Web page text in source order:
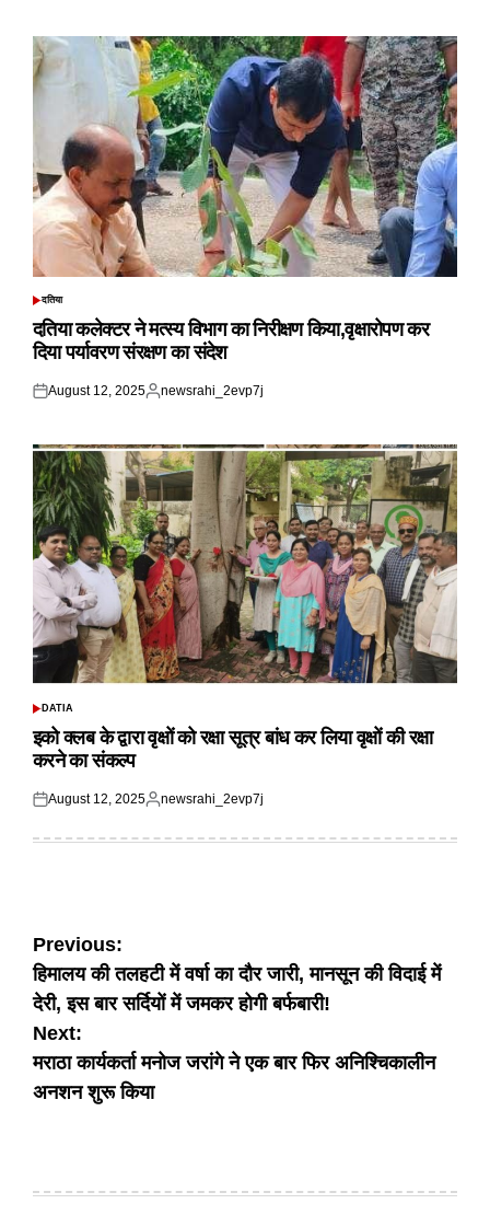
POSTED
दतिया
दतिया कलेक्टर ने मत्स्य विभाग का निरीक्षण किया,वृक्षारोपण कर
दिया पर्यावरण संरक्षण का संदेश
Posted
August 12, 2025
Posted
newsrahi_2evp7j
POSTED
DATIA
इको क्लब के द्वारा वृक्षों को रक्षा सूत्र बांध कर लिया वृक्षों की रक्षा
करने का संकल्प
Posted
August 12, 2025
Posted
newsrahi_2evp7j
Post
navigation
Previous:
हिमालय की तलहटी में वर्षा का दौर जारी, मानसून की विदाई में
देरी, इस बार सर्दियों में जमकर होगी बर्फबारी!
Next:
मराठा कार्यकर्ता मनोज जरांगे ने एक बार फिर अनिश्चिकालीन
अनशन शुरू किया